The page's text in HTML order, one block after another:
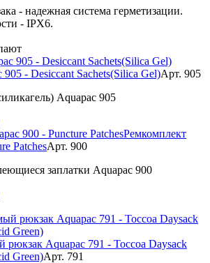
- надежная система герметизации.
- IPX6.
- Desiccant Sachets(Silica Gel)Арт. 905
Aquapac 905
Ремкомплект
PatchesАрт. 900
заплатки Aquapac 900
Aquapac 791 - Toccoa Daysack
Green)Арт. 791